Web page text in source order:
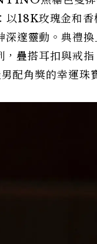
18K玫瑰金和香
深邃靈動。典禮
疊搭耳扣與戒指
配角獎的幸運珠